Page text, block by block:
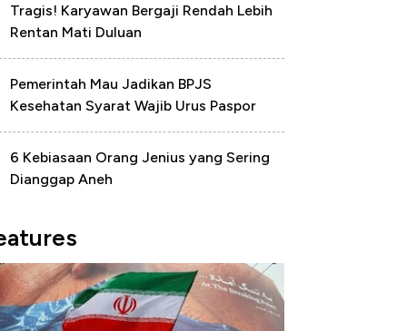
Tragis! Karyawan Bergaji Rendah Lebih
Rentan Mati Duluan
Pemerintah Mau Jadikan BPJS
Kesehatan Syarat Wajib Urus Paspor
6 Kebiasaan Orang Jenius yang Sering
Dianggap Aneh